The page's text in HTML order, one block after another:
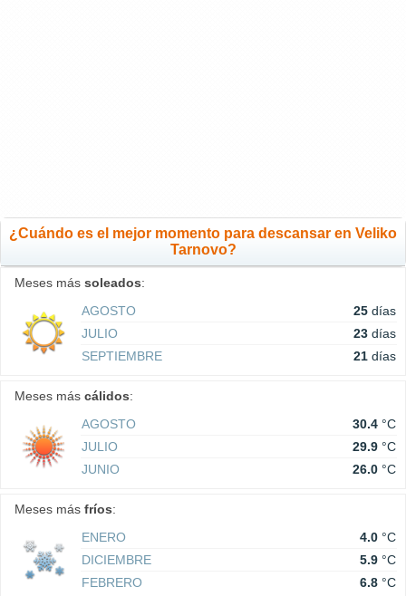
¿Cuándo es el mejor momento para descansar en Veliko
Tarnovo?
Meses más soleados:
AGOSTO
25 días
JULIO
23 días
SEPTIEMBRE
21 días
Meses más cálidos:
AGOSTO
30.4 °C
JULIO
29.9 °C
JUNIO
26.0 °C
Meses más fríos:
ENERO
4.0 °C
DICIEMBRE
5.9 °C
FEBRERO
6.8 °C